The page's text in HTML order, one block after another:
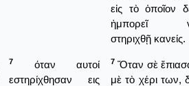
εἰς τὸ ὁποῖον
ἠμπορεῖ
στηριχθῇ κανείς.
7
όταν αυτοί
εστηρίχθησαν εις
7 Ὅταν σὲ
μὲ τὸ χέρι των,